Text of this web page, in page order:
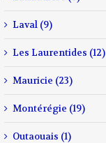
Laval (9)
Les Laurentides (12)
Mauricie (23)
Montérégie (19)
Outaouais (1)